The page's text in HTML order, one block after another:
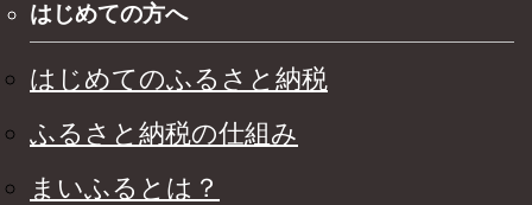
はじめての方へ
はじめてのふるさと納税
ふるさと納税の仕組み
まいふるとは？